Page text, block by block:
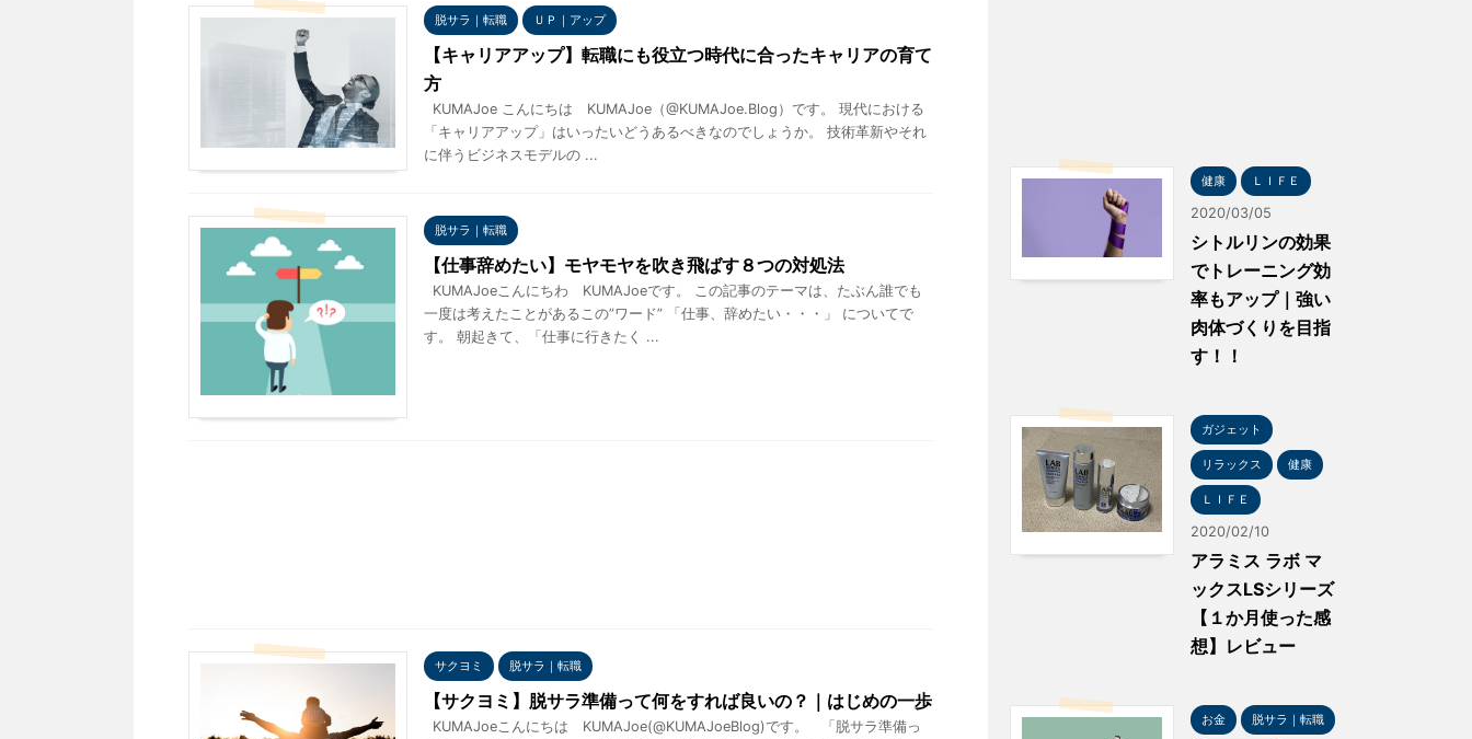
脱サラ｜転職 ＵＰ｜アップ
【キャリアアップ】転職にも役立つ時代に合ったキャリアの育て
方
KUMAJoe こんにちは KUMAJoe（@KUMAJoe.Blog）です。 現代における
「キャリアアップ」はいったいどうあるべきなのでしょうか。 技術革新やそれ
に伴うビジネスモデルの ...
脱サラ｜転職
【仕事辞めたい】モヤモヤを吹き飛ばす８つの対処法
KUMAJoeこんにちわ KUMAJoeです。 この記事のテーマは、たぶん誰でも
一度は考えたことがあるこの”ワード” 「仕事、辞めたい・・・」 についてで
す。 朝起きて、「仕事に行きたく ...
サクヨミ 脱サラ｜転職
【サクヨミ】脱サラ準備って何をすれば良いの？｜はじめの一歩
KUMAJoeこんにちは KUMAJoe(@KUMAJoeBlog)です。 「脱サラ準備っ
健康 ＬＩＦＥ
2020/03/05
シトルリンの効果
でトレーニング効
率もアップ｜強い
肉体づくりを目指
す！！
ガジェット
リラックス 健康
ＬＩＦＥ
2020/02/10
アラミス ラボ マ
ックスLSシリーズ
【１か月使った感
想】レビュー
お金 脱サラ｜転職